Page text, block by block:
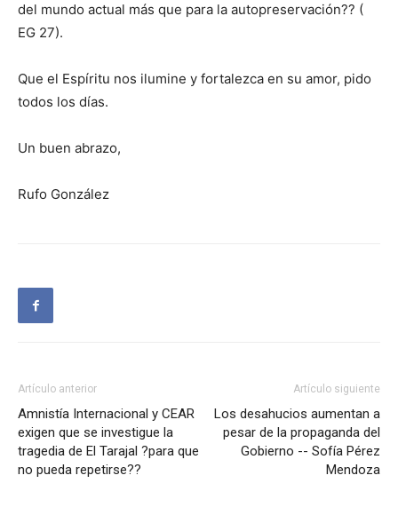
del mundo actual más que para la autopreservación?? (
EG 27).
Que el Espíritu nos ilumine y fortalezca en su amor, pido
todos los días.
Un buen abrazo,
Rufo González
Artículo anterior
Amnistía Internacional y CEAR
exigen que se investigue la
tragedia de El Tarajal ?para que
no pueda repetirse??
Artículo siguiente
Los desahucios aumentan a
pesar de la propaganda del
Gobierno -- Sofía Pérez
Mendoza